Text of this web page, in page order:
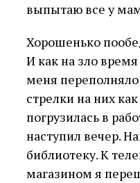
выпытаю все у
Хорошенько
И как на зло
меня
стрелки на них
погрузилась в
наступил вечер.
библиотеку. К
магазином я